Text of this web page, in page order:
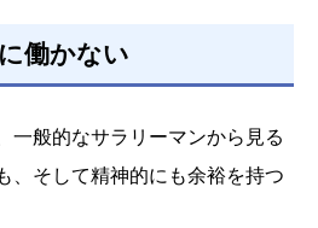
働かない
一般的なサラリーマンから見る
、そして精神的にも余裕を持つ